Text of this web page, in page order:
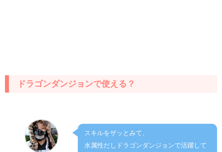
ドラゴンダンジョンで使える？
スキルをザッとみて、
水属性だしドラゴンダンジョンで活躍して